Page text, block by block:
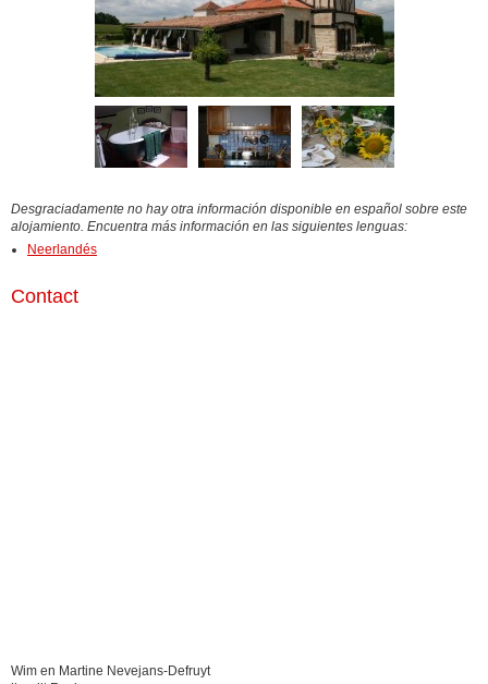
Desgraciadamente no hay otra información disponible en español sobre este
alojamiento. Encuentra más información en las siguientes lenguas:
Neerlandés
Contact
Wim en Martine Nevejans-Defruyt